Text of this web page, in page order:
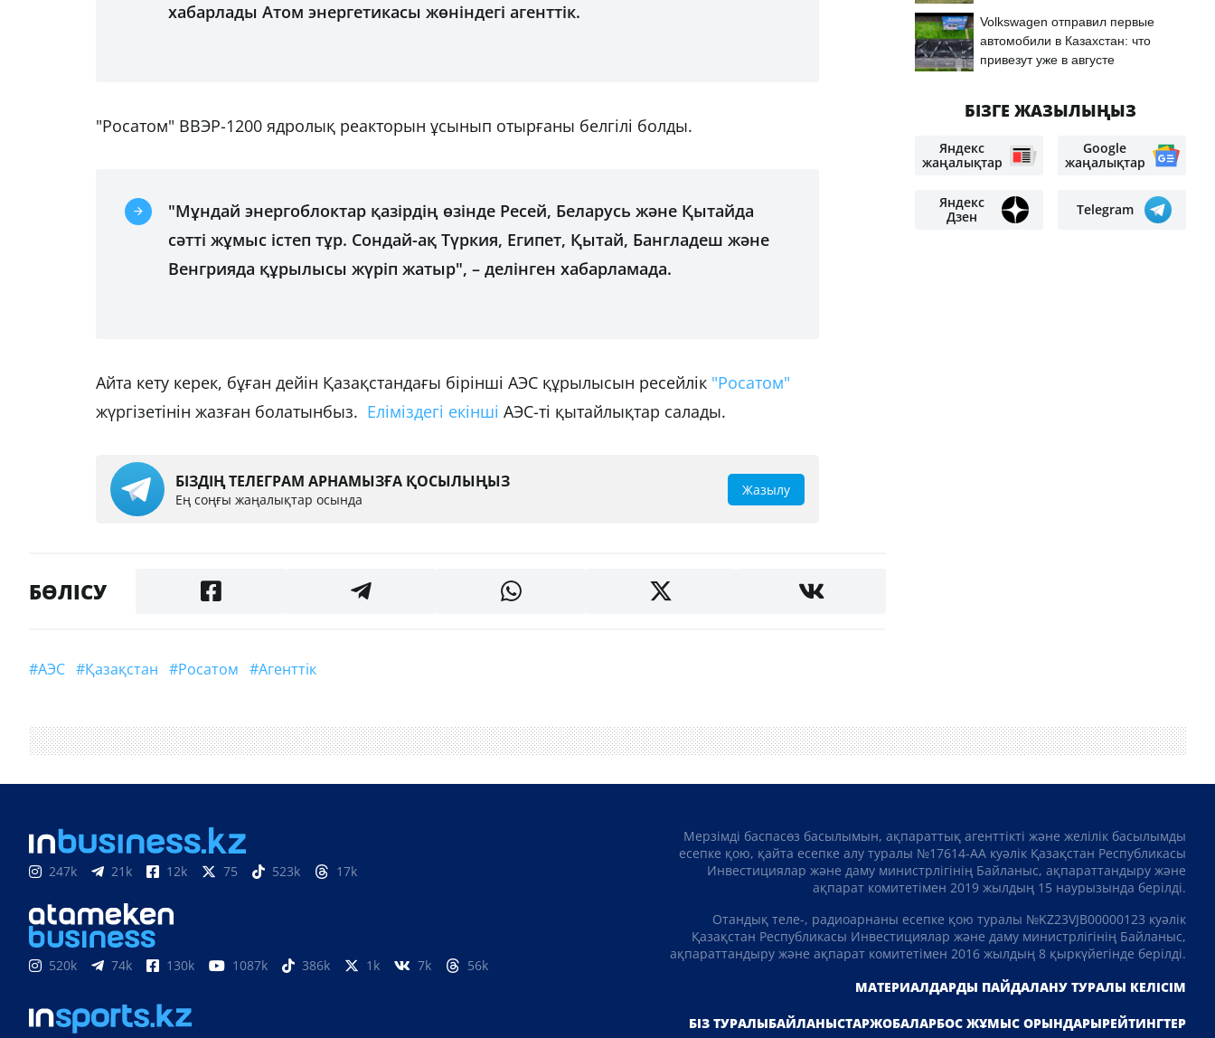
хабарлады Атом энергетикасы жөніндегі агенттік.
"Росатом" ВВЭР-1200 ядролық реакторын ұсынып отырғаны белгілі болды.
"Мұндай энергоблоктар қазірдің өзінде Ресей, Беларусь және Қытайда
сәтті жұмыс істеп тұр. Сондай-ақ Түркия, Египет, Қытай, Бангладеш және
Венгрияда құрылысы жүріп жатыр", – делінген хабарламада.
Айта кету керек, бұған дейін Қазақстандағы бірінші АЭС құрылысын ресейлік "Росатом"
жүргізетінін жазған болатынбыз. Еліміздегі екінші АЭС-ті қытайлықтар салады.
БІЗДІҢ ТЕЛЕГРАМ АРНАМЫЗҒА ҚОСЫЛЫҢЫЗ
Ең соңғы жаңалықтар осында
Жазылу
БӨЛІСУ
#АЭС #Қазақстан #Росатом #агенттік
Volkswagen отправил первые
автомобили в Казахстан: что
привезут уже в августе
БІЗГЕ ЖАЗЫЛЫҢЫЗ
Яндекс
жаңалықтар
Google
жаңалықтар
Яндекс
Дзен
Telegram
247k 21k 12k 75 523k 17k
520k 74k 130k 1087k 386k 1k 7k 56k
Мерзімді баспасөз басылымын, ақпараттық агенттікті және желілік басылымды
есепке қою, қайта есепке алу туралы №17614-АА куәлік Қазақстан Республикасы
Инвестициялар және даму министрлігінің Байланыс, ақпараттандыру және
ақпарат комитетімен 2019 жылдың 15 наурызында берілді.
Отандық теле-, радиоарнаны есепке қою туралы №KZ23VJB00000123 куәлік
Қазақстан Республикасы Инвестициялар және даму министрлігінің Байланыс,
ақпараттандыру және ақпарат комитетімен 2016 жылдың 8 қыркүйегінде берілді.
МАТЕРИАЛДАРДЫ ПАЙДАЛАНУ ТУРАЛЫ КЕЛІСІМ
БІЗ ТУРАЛЫБАЙЛАНЫСТАРЖОБАЛАРБОС ЖҰМЫС ОРЫНДАРЫРЕЙТИНГТЕР